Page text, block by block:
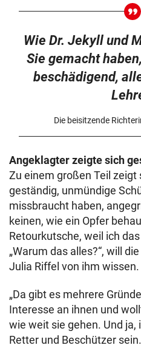
Wie Dr. Jekyll und
Sie gemacht
beschädigend,
Die beisitzende
Angeklagter zeigte sich
Zu einem großen Teil zeigt
geständig, unmündige
missbraucht haben,
keinen, wie ein Opfer
Retourkutsche, weil ich
„Warum das alles?“, will
Julia Riffel von ihm wissen.
„Da gibt es mehrere
Interesse an ihnen und
wie weit sie gehen. Und
Retter und Beschützer